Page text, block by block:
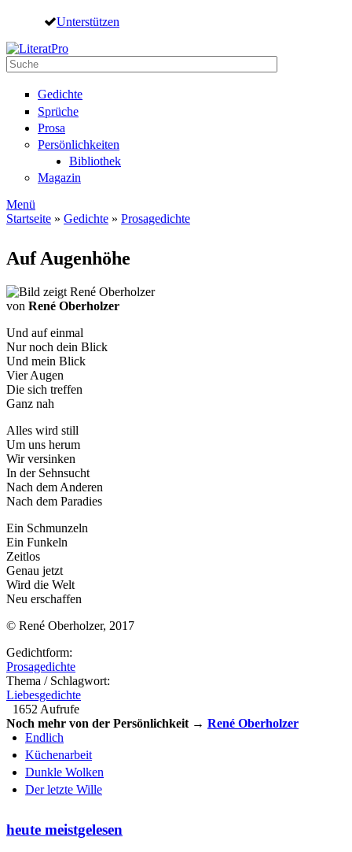
Direkt zum Inhalt
Unterstützen
Suche
Gedichte
Sprüche
Prosa
Persönlichkeiten
Bibliothek
Magazin
Menü
Startseite » Gedichte » Prosagedichte
Auf Augenhöhe
von René Oberholzer
Und auf einmal
Nur noch dein Blick
Und mein Blick
Vier Augen
Die sich treffen
Ganz nah
Alles wird still
Um uns herum
Wir versinken
In der Sehnsucht
Nach dem Anderen
Nach dem Paradies
Ein Schmunzeln
Ein Funkeln
Zeitlos
Genau jetzt
Wird die Welt
Neu erschaffen
© René Oberholzer, 2017
Gedichtform:
Prosagedichte
Thema / Schlagwort:
Liebesgedichte
1652 Aufrufe
Noch mehr von der Persönlichkeit → René Oberholzer
Endlich
Küchenarbeit
Dunkle Wolken
Der letzte Wille
heute meistgelesen